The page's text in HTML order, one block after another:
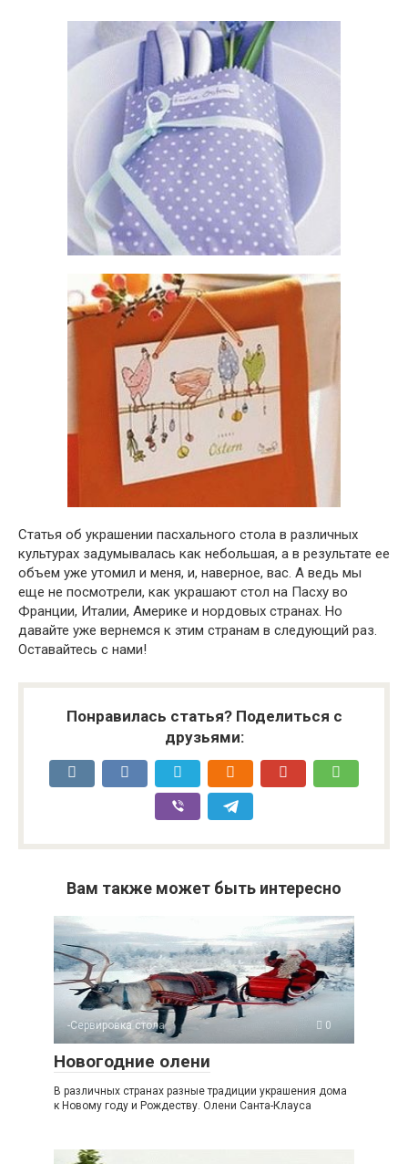
Статья об украшении пасхального стола в различных
культурах задумывалась как небольшая, а в результате ее
объем уже утомил и меня, и, наверное, вас. А ведь мы
еще не посмотрели, как украшают стол на Пасху во
Франции, Италии, Америке и нордовых странах. Но
давайте уже вернемся к этим странам в следующий раз.
Оставайтесь с нами!
Понравилась статья? Поделиться с
друзьями:
Вам также может быть интересно
-Сервировка стола 0
Новогодние олени
В различных странах разные традиции украшения дома
к Новому году и Рождеству. Олени Санта-Клауса